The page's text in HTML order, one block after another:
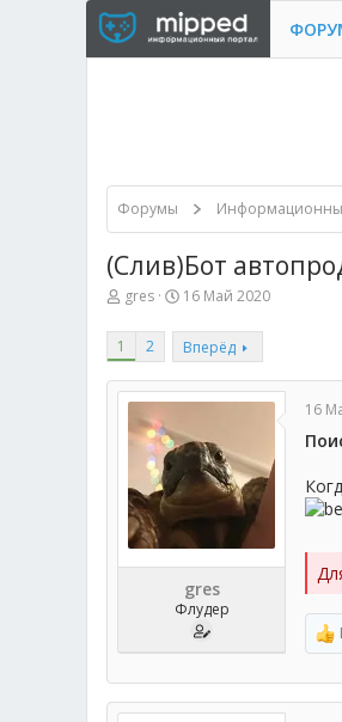
Форумы
(Cлив)Бот
А
т
т
е
м
gres
Д
т
а
а
л
16 Май 2020
1 2 Вперёд
gres
Флудер
16
Р
е
а
к